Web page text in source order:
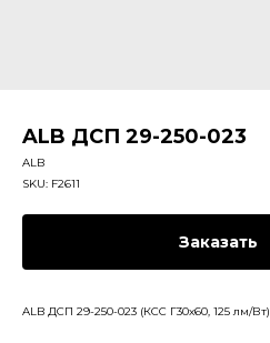
ALB ДСП 29-250-023
ALB
SKU: F2611
Заказать
ALB ДСП 29-250-023 (КСС Г30х60, 125 лм/Вт)